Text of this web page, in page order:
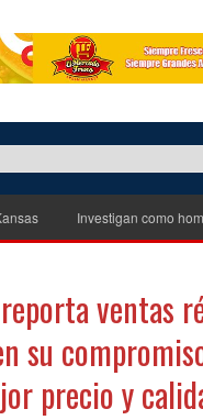
Investigan como homicidio
ventas
su
precio y